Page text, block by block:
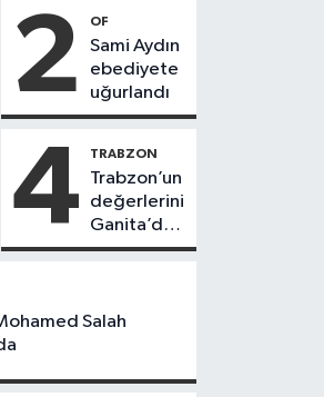
2 OF
Sami Aydın
ebediyete
uğurlandı
4 TRABZON
Trabzon’un
değerlerini
Ganita’da
yaşatıyoruz
Salah